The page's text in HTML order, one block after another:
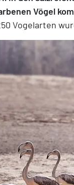
Vögel
Vogelarten